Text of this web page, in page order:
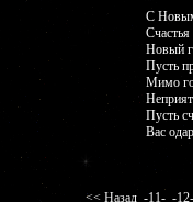
С
Новый
Пусть
Мимо
Пусть
Вас
<< Назад -11- -